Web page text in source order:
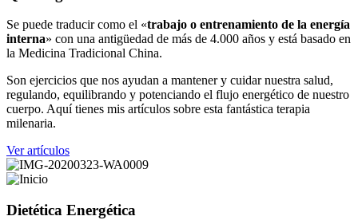
Se puede traducir como el «trabajo o entrenamiento de la energía
interna» con una antigüedad de más de 4.000 años y está basado en
la Medicina Tradicional China.
Son ejercicios que nos ayudan a mantener y cuidar nuestra salud,
regulando, equilibrando y potenciando el flujo energético de nuestro
cuerpo. Aquí tienes mis artículos sobre esta fantástica terapia
milenaria.
Ver artículos
Dietética Energética